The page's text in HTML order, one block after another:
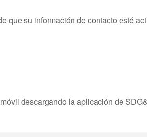
que su información de contacto esté
descargando la aplicación de